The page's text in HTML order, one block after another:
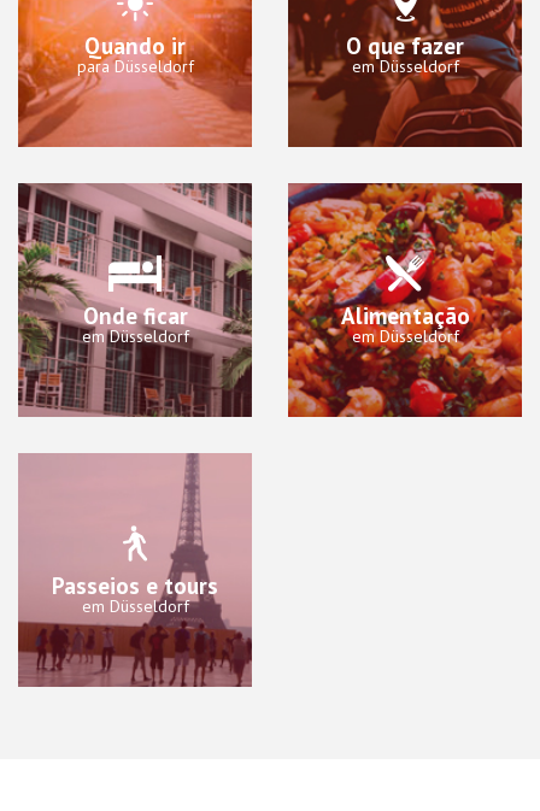
Quando ir
para Düsseldorf
O que fazer
em Düsseldorf
Onde ficar
em Düsseldorf
Alimentação
em Düsseldorf
Passeios e tours
em Düsseldorf